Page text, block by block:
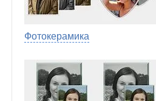
Фотокерамика